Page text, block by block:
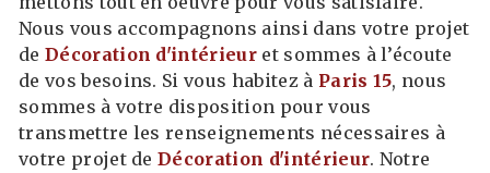
Nous vous accompagnons ainsi dans votre projet
de Décoration d'intérieur et sommes à l’écoute
de vos besoins. Si vous habitez à Paris 15, nous
sommes à votre disposition pour vous
transmettre les renseignements nécessaires à
votre projet deDécoration d'intérieur. Notre